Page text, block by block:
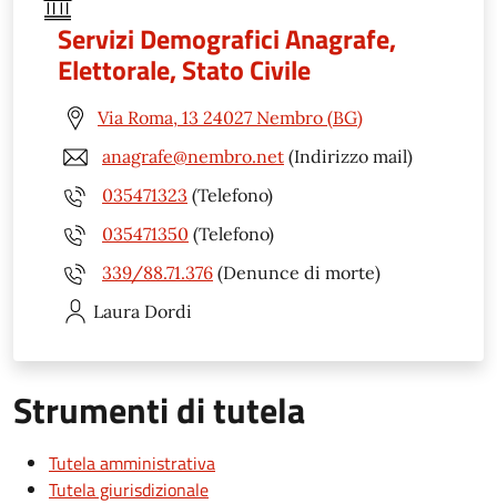
Servizi Demografici Anagrafe,
Elettorale, Stato Civile
Via Roma, 13 24027 Nembro (BG)
anagrafe@nembro.net (Indirizzo mail)
035471323 (Telefono)
035471350 (Telefono)
339/88.71.376 (Denunce di morte)
Laura Dordi
Strumenti di tutela
Tutela amministrativa
Tutela giurisdizionale